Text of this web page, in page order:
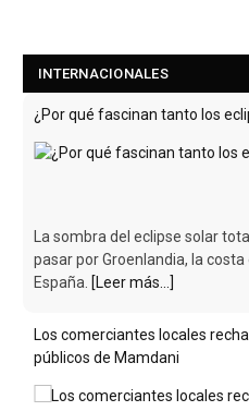
INTERNACIONALES
¿Por qué fascinan tanto los
La sombra del eclipse solar
pasar por Groenlandia, la
España. [Leer más...]
Los comerciantes locales
públicos de Mamdani